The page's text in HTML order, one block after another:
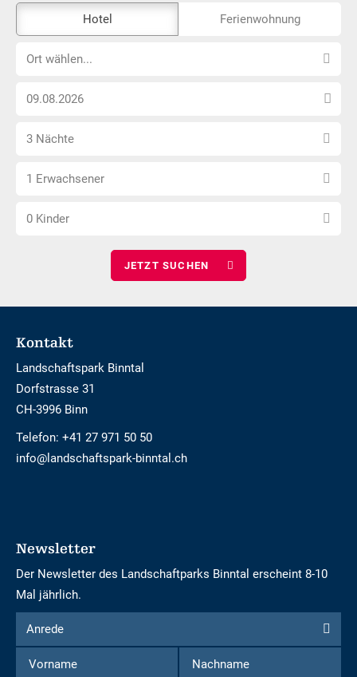
Externe-
Buchungstool
nicht
Hotel Ferienwohnung
OrtOrt wählen...
Anreise
wählen
Anzahl
wählen
3 Nächte
Anzahl
wählen
1 Erwachsener
Anzahl
0 Kinder
Footer
Kontakt
Landschaftspark Binntal
Dorfstrasse 31
CH-3996 Binn
Telefon: +41 27 971 50 50
info@landschaftspark-binntal.ch
Newsletter
Der Newsletter des Landschaftparks Binntal erscheint 8-10
Mal jährlich.
Formular
um
sich
Anrede
Anrede
Vorname
Nachname